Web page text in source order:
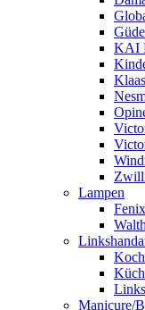
KAI
Klaas
Lampen
Fenix
Manicure/